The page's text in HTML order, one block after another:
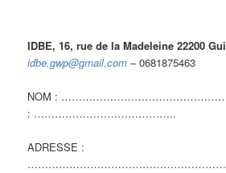
IDBE, 16, rue de la Madeleine 22200
idbe.gwp@gmail.com – 0681875463
NOM :
: …………………………………..
ADRESSE :